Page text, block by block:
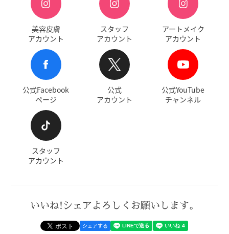
美容皮膚
アカウント
スタッフ
アカウント
アートメイク
アカウント
公式Facebook
ページ
公式
アカウント
公式YouTube
チャンネル
スタッフ
アカウント
いいね!シェアよろしくお願いします。
シェアする